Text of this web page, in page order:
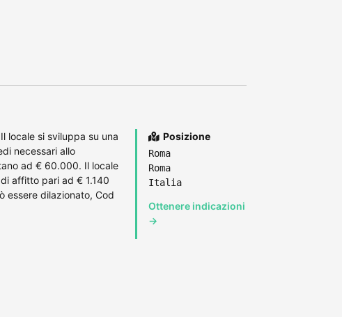
locale si sviluppa su una
necessari allo
ad € 60.000. Il locale
affitto pari ad € 1.140
essere dilazionato, Cod
Posizione
Roma
Roma
Italia
Ottenere indicazioni
→